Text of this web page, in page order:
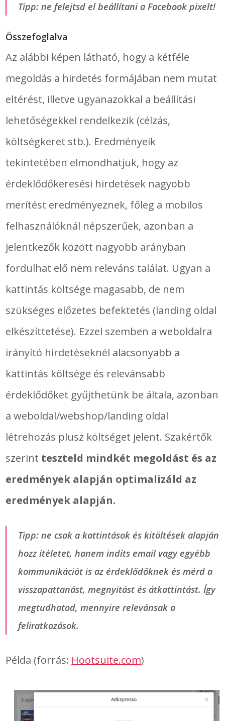
Tipp: ne felejtsd el beállítani a Facebook pixelt!
Összefoglalva
Az alábbi képen látható, hogy a kétféle
megoldás a hirdetés formájában nem mutat
eltérést, illetve ugyanazokkal a beállítási
lehetőségekkel rendelkezik (célzás,
költségkeret stb.). Eredményeik
tekintetében elmondhatjuk, hogy az
érdeklődőkeresési hirdetések nagyobb
merítést eredményeznek, főleg a mobilos
felhasználóknál népszerűek, azonban a
jelentkezők között nagyobb arányban
fordulhat elő nem releváns találat. Ugyan a
kattintás költsége magasabb, de nem
szükséges előzetes befektetés (landing oldal
elkészíttetése). Ezzel szemben a weboldalra
irányító hirdetéseknél alacsonyabb a
kattintás költsége és relevánsabb
érdeklődőket gyűjthetünk be általa, azonban
a weboldal/webshop/landing oldal
létrehozás plusz költséget jelent. Szakértők
szerint teszteld mindkét megoldást és az
eredmények alapján optimalizáld az
eredmények alapján.
Tipp: ne csak a kattintások és kitöltések alapján
hozz ítéletet, hanem indíts email vagy egyébb
kommunikációt is az érdeklődőknek és mérd a
visszapattanást, megnyitást és átkattintást. Így
megtudhatod, mennyire relevánsak a
feliratkozások.
Példa (forrás: Hootsuite.com)